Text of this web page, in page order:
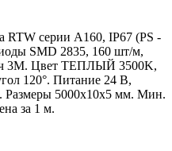
RTW серии A160, IP67 (PS -
SMD 2835, 160 шт/м,
3M. Цвет ТЕПЛЫЙ 3500K,
120°. Питание 24 В,
Размеры 5000x10x5 мм. Мин.
за 1 м.